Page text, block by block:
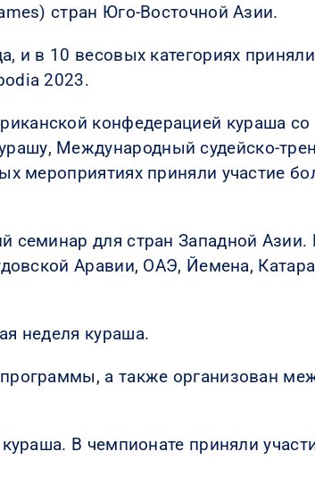
стран Юго-Восточной Азии.
в 10 весовых категориях
2023.
конфедерацией кураша
Международный судейско-
мероприятиях приняли участие
для стран Западной Азии.
Аравии, ОАЭ, Йемена,
неделя кураша.
а также организован
В чемпионате приняли